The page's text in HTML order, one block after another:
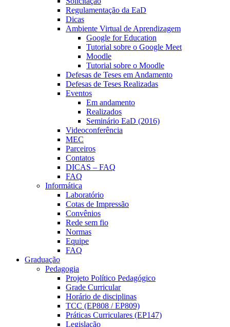
Regulamentação da EaD
Dicas
Ambiente Virtual de Aprendizagem
Google for Education
Tutorial sobre o Google Meet
Moodle
Tutorial sobre o Moodle
Defesas de Teses em Andamento
Defesas de Teses Realizadas
Eventos
Em andamento
Realizados
Seminário EaD (2016)
Videoconferência
MEC
Parceiros
Contatos
DICAS – FAQ
FAQ
Informática
Laboratório
Cotas de Impressão
Convênios
Rede sem fio
Normas
Equipe
FAQ
Graduação
Pedagogia
Projeto Político Pedagógico
Grade Curricular
Horário de disciplinas
TCC (EP808 / EP809)
Práticas Curriculares (EP147)
Legislação